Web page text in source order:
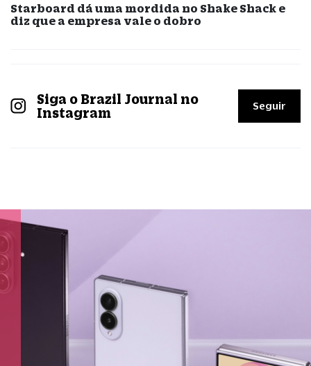
Starboard dá uma mordida no Shake Shack e
diz que a empresa vale o dobro
Siga o Brazil Journal no
Instagram
Seguir